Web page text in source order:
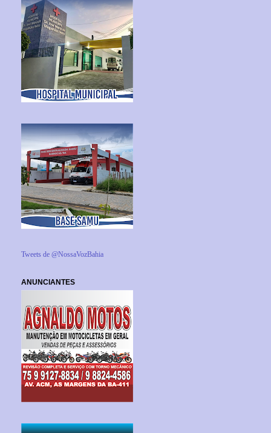
Tweets de @NossaVozBahia
ANUNCIANTES